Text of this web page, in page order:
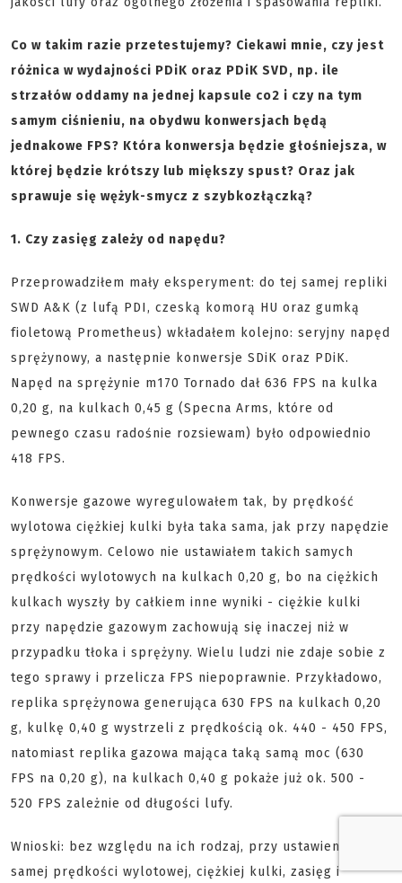
Co w takim razie przetestujemy? Ciekawi mnie, czy jest
różnica w wydajności PDiK oraz PDiK SVD, np. ile
strzałów oddamy na jednej kapsule co2 i czy na tym
samym ciśnieniu, na obydwu konwersjach będą
jednakowe FPS? Która konwersja będzie głośniejsza, w
której będzie krótszy lub miększy spust? Oraz jak
sprawuje się wężyk-smycz z szybkozłączką?
1. Czy zasięg zależy od napędu?
Przeprowadziłem mały eksperyment: do tej samej repliki
SWD A&K (z lufą PDI, czeską komorą HU oraz gumką
fioletową Prometheus) wkładałem kolejno: seryjny napęd
sprężynowy, a następnie konwersje SDiK oraz PDiK.
Napęd na sprężynie m170 Tornado dał 636 FPS na kulka
0,20 g, na kulkach 0,45 g (Specna Arms, które od
pewnego czasu radośnie rozsiewam) było odpowiednio
418 FPS.
Konwersje gazowe wyregulowałem tak, by prędkość
wylotowa ciężkiej kulki była taka sama, jak przy napędzie
sprężynowym. Celowo nie ustawiałem takich samych
prędkości wylotowych na kulkach 0,20 g, bo na ciężkich
kulkach wyszły by całkiem inne wyniki - ciężkie kulki
przy napędzie gazowym zachowują się inaczej niż w
przypadku tłoka i sprężyny. Wielu ludzi nie zdaje sobie z
tego sprawy i przelicza FPS niepoprawnie. Przykładowo,
replika sprężynowa generująca 630 FPS na kulkach 0,20
g, kulkę 0,40 g wystrzeli z prędkością ok. 440 - 450 FPS,
natomiast replika gazowa mająca taką samą moc (630
FPS na 0,20 g), na kulkach 0,40 g pokaże już ok. 500 -
520 FPS zależnie od długości lufy.
Wnioski: bez względu na ich rodzaj, przy ustawieniu tej
samej prędkości wylotowej, ciężkiej kulki, zasięg i